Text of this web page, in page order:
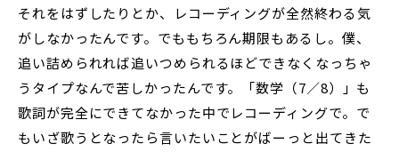
それをはずしたりとか、レコーディングが全然終わる気
がしなかったんです。でももちろん期限もあるし。僕、
追い詰められれば追いつめられるほどできなくなっちゃ
うタイプなんで苦しかったんです。「数学（7／8）」も
歌詞が完全にできてなかった中でレコーディングで。で
もいざ歌うとなったら言いたいことがばーっと出てきた